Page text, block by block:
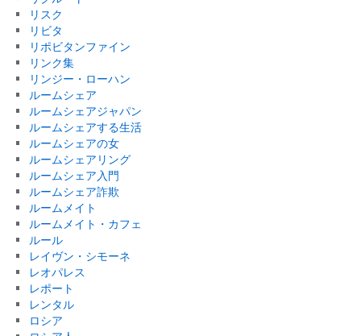
リスク
リビタ
リポビタンファイン
リンク集
リンジー・ローハン
ルームシェア
ルームシェアジャパン
ルームシェアする生活
ルームシェアの女
ルームシェアリング
ルームシェア入門
ルームシェア詐欺
ルームメイト
ルームメイト・カフェ
ルール
レイヴン・シモーネ
レオパレス
レポート
レンタル
ロシア